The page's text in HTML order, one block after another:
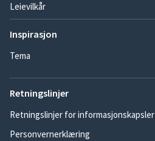
Leievilkår
Inspirasjon
Tema
Retningslinjer
Retningslinjer for informasjonskapsler
Personvernerklæring